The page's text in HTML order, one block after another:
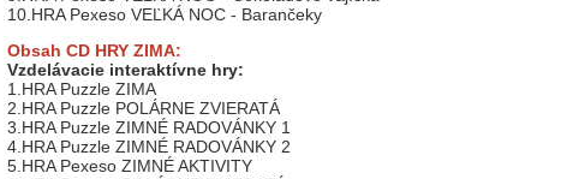
10.HRA Pexeso VEĽKÁ NOC - Barančeky
Obsah CD HRY ZIMA:
Vzdelávacie interaktívne hry:
1.HRA Puzzle ZIMA
2.HRA Puzzle POLÁRNE ZVIERATÁ
3.HRA Puzzle ZIMNÉ RADOVÁNKY 1
4.HRA Puzzle ZIMNÉ RADOVÁNKY 2
5.HRA Pexeso ZIMNÉ AKTIVITY